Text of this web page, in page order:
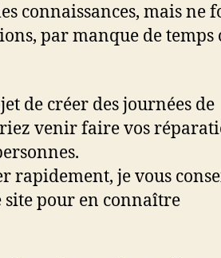
connaissances, mais ne
par manque de temps
de créer des journées de
venir faire vos
rapidement, je vous
pour en connaître